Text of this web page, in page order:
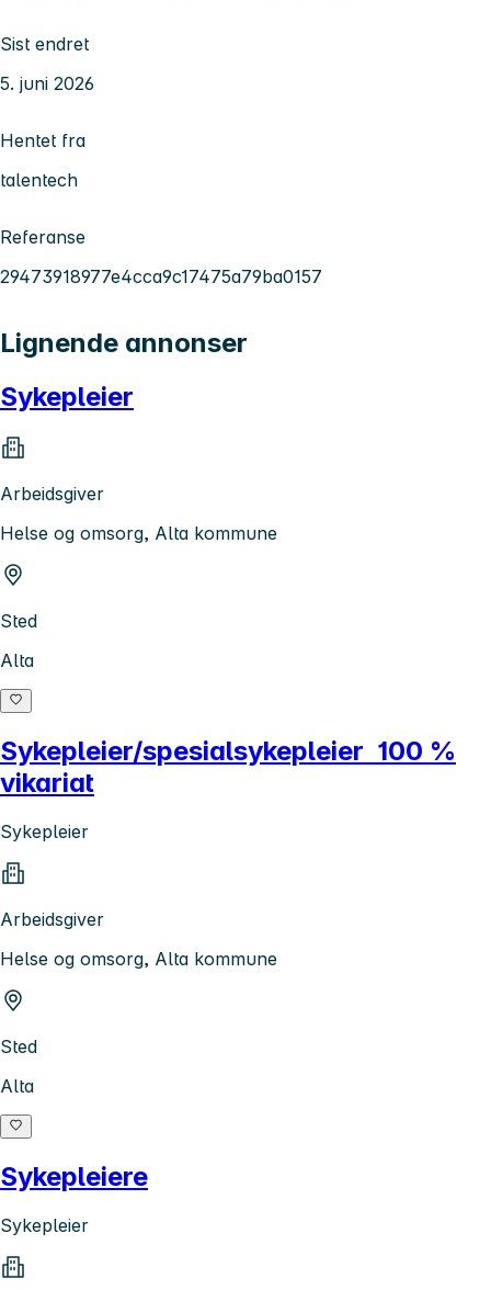
Sist endret
5. juni 2026
Hentet fra
talentech
Referanse
29473918977e4cca9c17475a79ba0157
Lignende annonser
Sykepleier
Arbeidsgiver
Helse og omsorg, Alta kommune
Sted
Alta
Sykepleier/spesialsykepleier 100 %
vikariat
Sykepleier
Arbeidsgiver
Helse og omsorg, Alta kommune
Sted
Alta
Sykepleiere
Sykepleier